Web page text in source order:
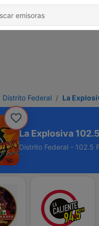
Distrito Federal La
La Explosiva
Distrito Federal - 102.5